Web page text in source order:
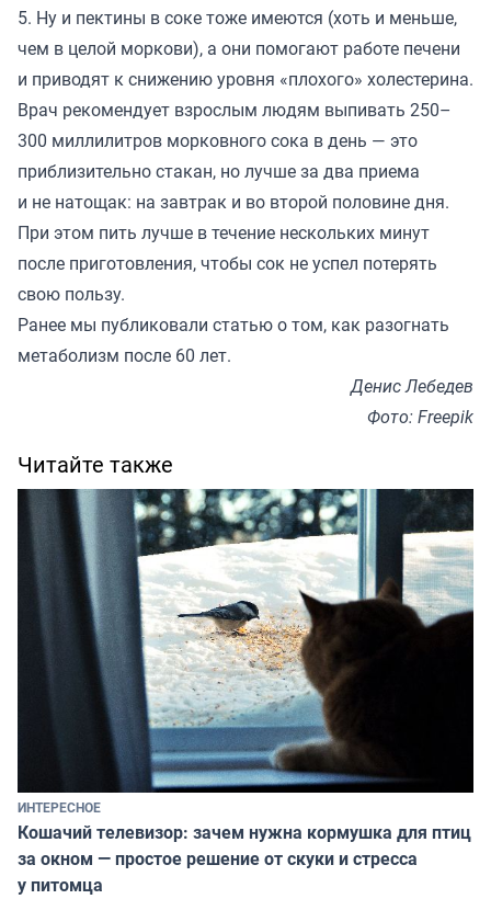
5. Ну и пектины в соке тоже имеются (хоть и меньше,
чем в целой моркови), а они помогают работе печени
и приводят к снижению уровня «плохого» холестерина.
Врач рекомендует взрослым людям выпивать 250–
300 миллилитров морковного сока в день — это
приблизительно стакан, но лучше за два приема
и не натощак: на завтрак и во второй половине дня.
При этом пить лучше в течение нескольких минут
после приготовления, чтобы сок не успел потерять
свою пользу.
Ранее мы публиковали статью о том, как разогнать
метаболизм после 60 лет.
Денис Лебедев
Фото: Freepik
Читайте также
ИНТЕРЕСНОЕ
Кошачий телевизор: зачем нужна кормушка для птиц
за окном — простое решение от скуки и стресса
у питомца